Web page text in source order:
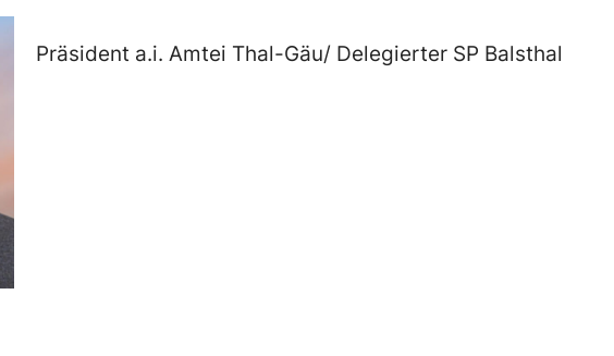
Präsident a.i. Amtei Thal-Gäu/ Delegierter SP Balsthal